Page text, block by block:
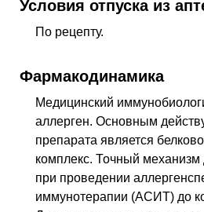
Условия отпуска из
По рецепту.
Фармакодинамика
Медицинский
аллерген. Основным
препарата является
комплекс. Точный механизм
при проведении
иммунотерапии (АСИТ) до